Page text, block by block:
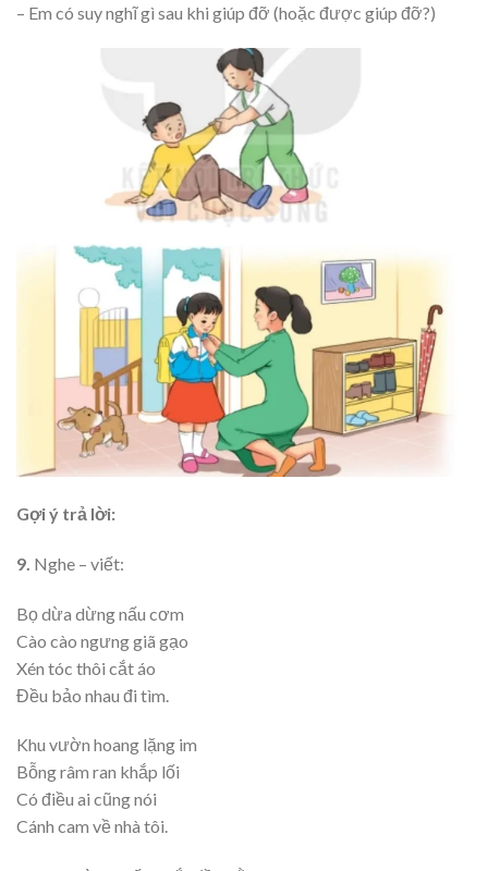
– Em có suy nghĩ gì sau khi giúp đỡ (hoặc được giúp đỡ?)
Gợi ý trả lời:
9. Nghe – viết:
Bọ dừa dừng nấu cơm
Cào cào ngưng giã gạo
Xén tóc thôi cắt áo
Đều bảo nhau đi tìm.
Khu vườn hoang lặng im
Bỗng râm ran khắp lối
Có điều ai cũng nói
Cánh cam về nhà tôi.